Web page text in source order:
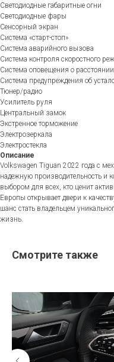
Светодиодные габаритные огни
Светодиодные фары
Сенсорный экран
Система «старт-стоп»
Система аварийного вызова
Система контроля скоростного
Система оповещения о расстоянии
Система предупреждения об
Тюнер/радио
Усилитель руля
Центральный замок
Экстренное торможение
Электрозеркала
Электростекла
Описание
Volkswagen Tiguan 2022 года с
надежную производительность и
выбором для всех, кто ценит
Европы открывает двери к
шанс стать владельцем
жизнь.
Смотрите также